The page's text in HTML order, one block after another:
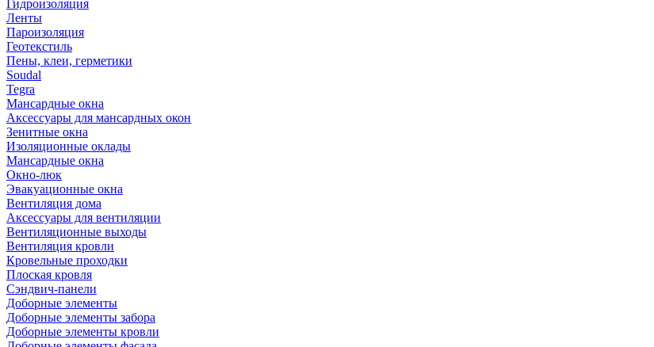
Гидроизоляция
Ленты
Пароизоляция
Геотекстиль
Пены, клеи, герметики
Soudal
Tegra
Мансардные окна
Аксессуары для мансардных окон
Зенитные окна
Изоляционные оклады
Мансардные окна
Окно-люк
Эвакуационные окна
Вентиляция дома
Аксессуары для вентиляции
Вентиляционные выходы
Вентиляция кровли
Кровельные проходки
Плоская кровля
Сэндвич-панели
Доборные элементы
Доборные элементы забора
Доборные элементы кровли